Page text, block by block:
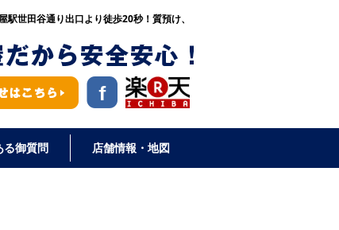
世田谷通り出口より徒歩20秒！ 質預け、
る御質問 店舗情報・地図